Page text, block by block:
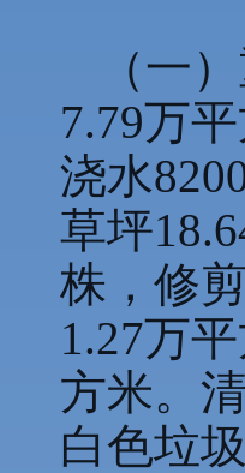
（一
7.79万
浇水
草坪
株，修
1.27万
方米。
白色垃